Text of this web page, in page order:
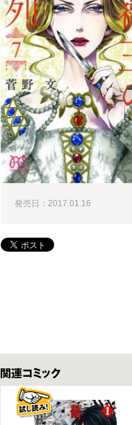
発売日：2017.01.16
関連コミックス